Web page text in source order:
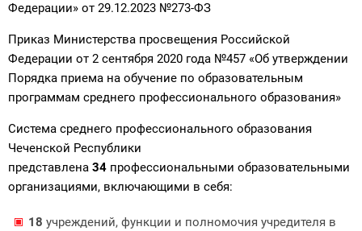
Федерации» от 29.12.2023 №273-ФЗ
Приказ Министерства просвещения Российской
Федерации от 2 сентября 2020 года №457 «Об утверждении
Порядка приема на обучение по образовательным
программам среднего профессионального образования»
Система среднего профессионального образования
Чеченской Республики
представлена 34 профессиональными образовательными
организациями, включающими в себя:
18 учреждений, функции и полномочия учредителя в